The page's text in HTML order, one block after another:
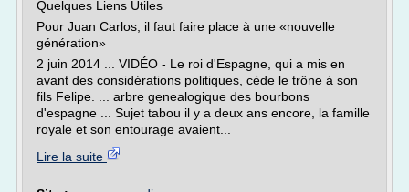
Quelques Liens Utiles
Pour Juan Carlos, il faut faire place à une «nouvelle
génération»
2 juin 2014 ... VIDÉO - Le roi d'Espagne, qui a mis en
avant des considérations politiques, cède le trône à son
fils Felipe. ... arbre genealogique des bourbons
d'espagne ... Sujet tabou il y a deux ans encore, la famille
royale et son entourage avaient...
Lire la suite